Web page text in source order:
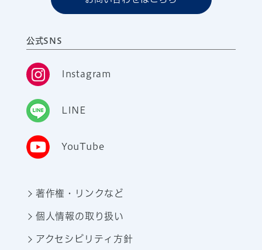
公式SNS
Instagram
LINE
YouTube
著作権・リンクなど
個人情報の取り扱い
アクセシビリティ方針